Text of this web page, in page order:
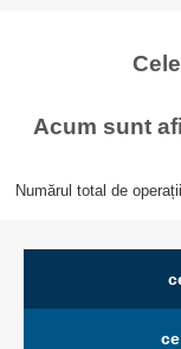
Acum sunt
Numărul total de